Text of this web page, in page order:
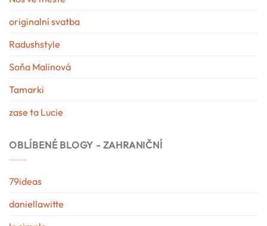
originalní svatba
Radushstyle
Soňa Malinová
Tamarki
zase ta Lucie
OBLÍBENÉ BLOGY - ZAHRANIČNÍ
79ideas
daniellawitte